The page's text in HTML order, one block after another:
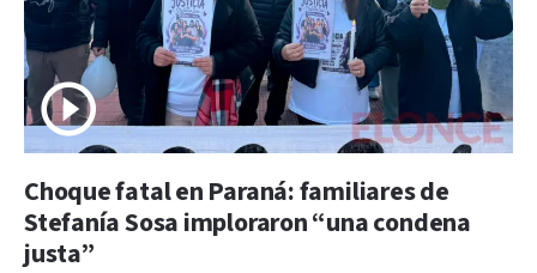
Choque fatal en Paraná: familiares de
Stefanía Sosa imploraron “una condena
justa”